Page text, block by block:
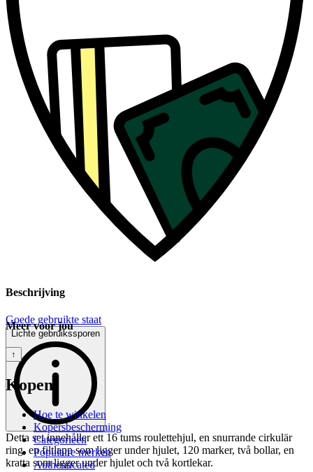
Beschrijving
Goede gebruikte staat
Lichte gebruikssporen
Detta set innehåller ett 16 tums roulettehjul, en snurrande cirkulär
ring, en filtlapp som ligger under hjulet, 120 marker, två bollar, en
kratta som ligger under hjulet och två kortlekar.
Meer voor jou
↑
Kopen
Hoe te winkelen
Kopersbescherming
Categorieën
Populaire merken
Authenticated